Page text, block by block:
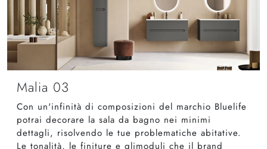
Malia 03
Con un'infinità di composizioni del marchio Bluelife
potrai decorare la sala da bagno nei minimi
dettagli, risolvendo le tue problematiche abitative.
Le tonalità, le finiture e glimoduli che il brand